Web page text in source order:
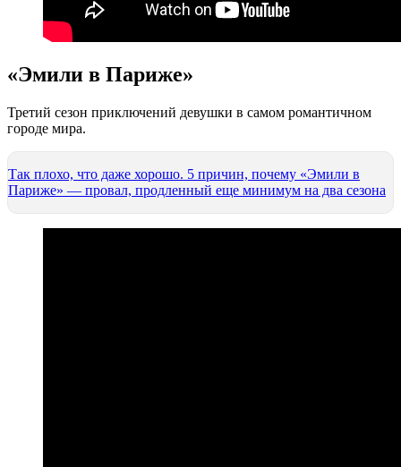
«Эмили в Париже»
Третий сезон приключений девушки в самом романтичном
городе мира.
Так плохо, что даже хорошо. 5 причин, почему «Эмили в
Париже» — провал, продленный еще минимум на два сезона